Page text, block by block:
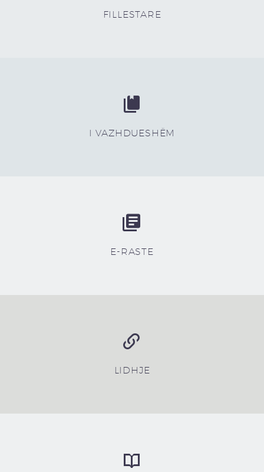
FILLESTARE


I VAZHDUESHËM


E-RASTE


LIDHJE

